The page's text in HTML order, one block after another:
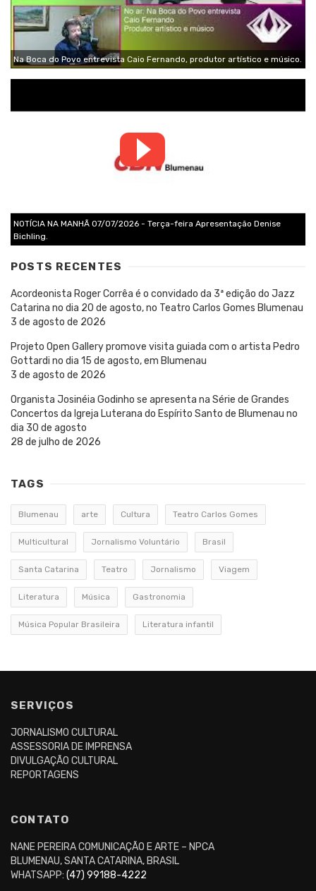
Na Boca do Povo entrevista Caio Fernando, produtor artístico e músico.
NOTÍCIA NA MANHÃ 07/07/2026 - Terça-feira Apresentação Denise
Bichling.
POSTS RECENTES
Acordeonista Roger Corrêa é o convidado da 3ª edição do Jazz
Catarina no dia 20 de agosto, no Teatro Carlos Gomes Blumenau
3 de agosto de 2026
Projeto Open Gallery promove visita guiada com o artista Pedro
Gottardi no dia 15 de agosto, em Blumenau
3 de agosto de 2026
Organista Josinéia Godinho se apresenta na Série de Grandes
Concertos da Igreja Luterana do Espírito Santo de Blumenau no
dia 30 de agosto
28 de julho de 2026
TAGS
Blumenau arte Cultura Teatro Carlos Gomes
Multicultural Jornalismo Voluntário Brasil
Santa Catarina Teatro Jornalismo Viagem
Literatura Música Gastronomia
Música Popular Brasileira Literatura infantil
SERVIÇOS
JORNALISMO CULTURAL
ASSESSORIA DE IMPRENSA
DIVULGAÇÃO CULTURAL
REPORTAGENS
CONTATO
NANE PEREIRA COMUNICAÇÃO E ARTE – NPCA
BLUMENAU, SANTA CATARINA, BRASIL
WHATSAPP: (47) 99188-4222